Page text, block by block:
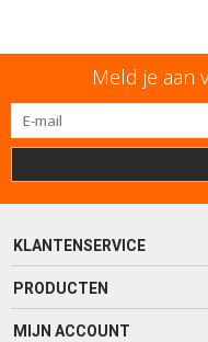
Meld je aan
KLANTENSERVICE
PRODUCTEN
MIJN ACCOUNT